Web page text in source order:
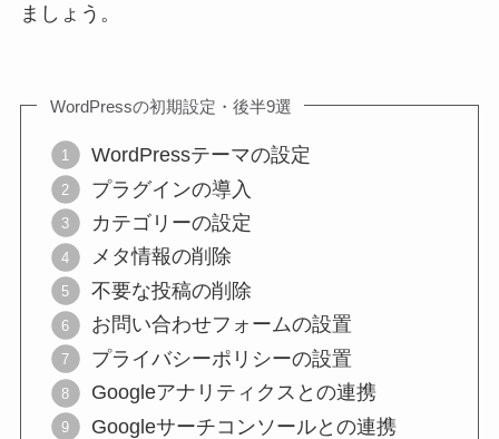
ましょう。
WordPressの初期設定・後半9選
WordPressテーマの設定
プラグインの導入
カテゴリーの設定
メタ情報の削除
不要な投稿の削除
お問い合わせフォームの設置
プライバシーポリシーの設置
Googleアナリティクスとの連携
Googleサーチコンソールとの連携